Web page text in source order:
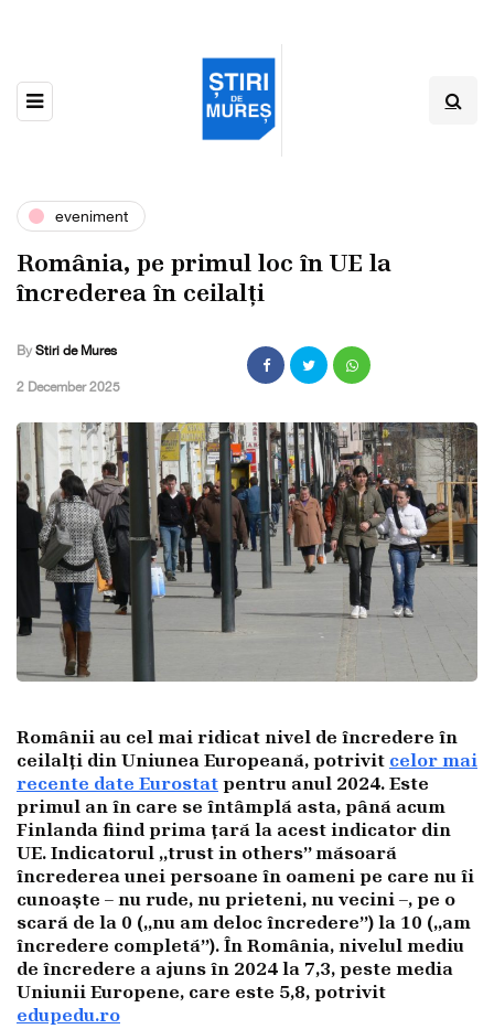
eveniment
România, pe primul loc în UE la
încrederea în ceilalți
By Stiri de Mures
,2 December 2025
Românii au cel mai ridicat nivel de încredere în
ceilalți din Uniunea Europeană, potrivit celor mai
recente date Eurostatpentru anul 2024. Este
primul an în care se întâmplă asta, până acum
Finlanda fiind prima țară la acest indicator din
UE. Indicatorul „trust in others” măsoară
încrederea unei persoane în oameni pe care nu îi
cunoaște – nu rude, nu prieteni, nu vecini –, pe o
scară de la 0 („nu am deloc încredere”) la 10 („am
încredere completă”). În România, nivelul mediu
de încredere a ajuns în 2024 la 7,3, peste media
Uniunii Europene, care este 5,8, potrivit
edupedu.ro